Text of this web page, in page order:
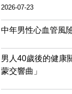
2026-07-23
中年男性心血管風
男人40歲後的健康
蒙交響曲」